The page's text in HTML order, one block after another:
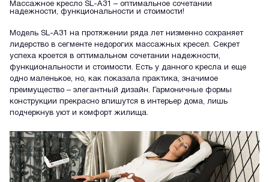
Массажное кресло SL-A31 – оптимальное сочетании
надежности, функциональности и стоимости!
Модель SL-A31 на протяжении ряда лет низменно сохраняет
лидерство в сегменте недорогих массажных кресел. Секрет
успеха кроется в оптимальном сочетании надежности,
функциональности и стоимости. Есть у данного кресла и еще
одно маленькое, но, как показала практика, значимое
преимущество – элегантный дизайн. Гармоничные формы
конструкции прекрасно впишутся в интерьер дома, лишь
подчеркнув уют и комфорт жилища.